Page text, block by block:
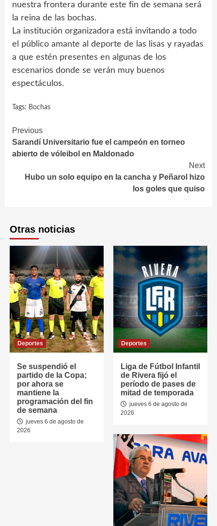
nuestra frontera durante este fin de semana será
la reina de las bochas.
La institución organizadora está invitando a todo
el público amante al deporte de las lisas y rayadas
a que estén presentes en algunas de los
escenarios donde se verán muy buenos
espectáculos.
Tags: Bochas
Continue
Reading
Previous
Sarandí Universitario fue el campeón en torneo
abierto de vóleibol en Maldonado
Next
Hubo un solo equipo en la cancha y Peñarol hizo
los goles que quiso
Otras noticias
Deportes
Se suspendió el
partido de la Copa;
por ahora se
mantiene la
programación del fin
de semana
jueves 6 de agosto de
2026
Deportes
Liga de Fútbol Infantil
de Rivera fijó el
período de pases de
mitad de temporada
jueves 6 de agosto de
2026